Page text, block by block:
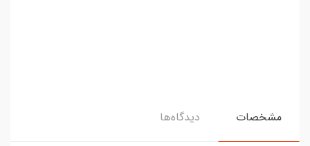
مشخصات دیدگاه‌ها